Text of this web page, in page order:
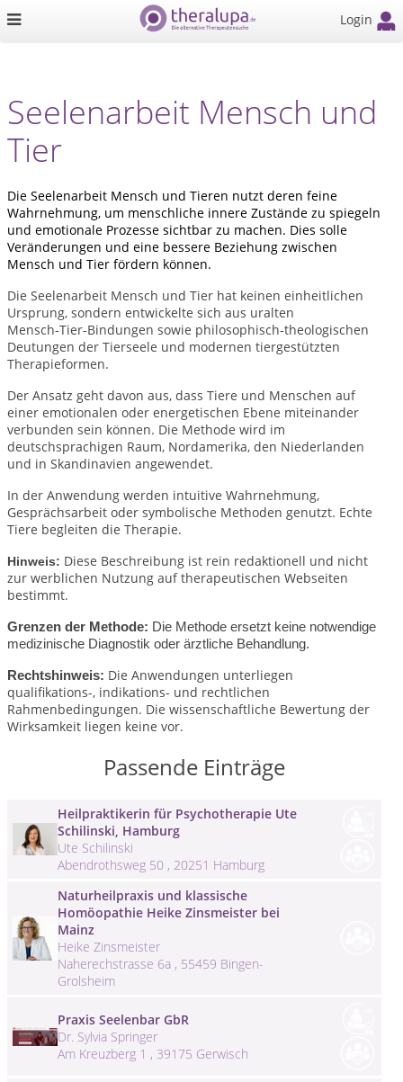
Login
Seelenarbeit Mensch und
Tier
Die Seelenarbeit Mensch und Tieren nutzt deren feine
Wahrnehmung, um menschliche innere Zustände zu spiegeln
und emotionale Prozesse sichtbar zu machen. Dies solle
Veränderungen und eine bessere Beziehung zwischen
Mensch und Tier fördern können.
Die Seelenarbeit Mensch und Tier hat keinen einheitlichen
Ursprung, sondern entwickelte sich aus uralten
Mensch‑Tier‑Bindungen sowie philosophisch‑theologischen
Deutungen der Tierseele und modernen tiergestützten
Therapieformen.
Der Ansatz geht davon aus, dass Tiere und Menschen auf
einer emotionalen oder energetischen Ebene miteinander
verbunden sein können. Die Methode wird im
deutschsprachigen Raum, Nordamerika, den Niederlanden
und in Skandinavien angewendet.
In der Anwendung werden intuitive Wahrnehmung,
Gesprächsarbeit oder symbolische Methoden genutzt. Echte
Tiere begleiten die Therapie.
Hinweis: Diese Beschreibung ist rein redaktionell und nicht
zur werblichen Nutzung auf therapeutischen Webseiten
bestimmt.
Grenzen der Methode: Die Methode ersetzt keine notwendige
medizinische Diagnostik oder ärztliche Behandlung.
Rechtshinweis: Die Anwendungen unterliegen
qualifikations-, indikations- und rechtlichen
Rahmenbedingungen. Die wissenschaftliche Bewertung der
Wirksamkeit liegen keine vor.
Passende Einträge
Heilpraktikerin für Psychotherapie Ute
Schilinski, Hamburg
Ute Schilinski
Abendrothsweg 50 , 20251 Hamburg
Naturheilpraxis und klassische
Homöopathie Heike Zinsmeister bei
Mainz
Heike Zinsmeister
Naherechstrasse 6a , 55459 Bingen-
Grolsheim
Praxis Seelenbar GbR
Dr. Sylvia Springer
Am Kreuzberg 1 , 39175 Gerwisch